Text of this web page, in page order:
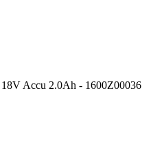
Accu 2.0Ah - 1600Z00036